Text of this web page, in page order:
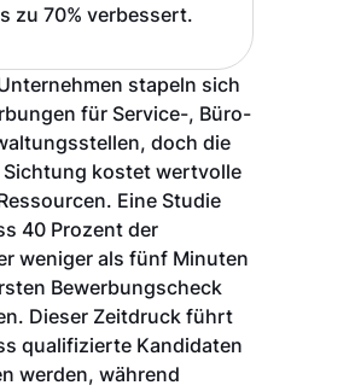
zu 70% verbessert.
stapeln sich
für Service-, Büro-
doch die
Sichtung kostet wertvolle
Eine Studie
40 Prozent der
weniger als fünf Minuten
Bewerbungscheck
Dieser Zeitdruck führt
qualifizierte Kandidaten
werden, während